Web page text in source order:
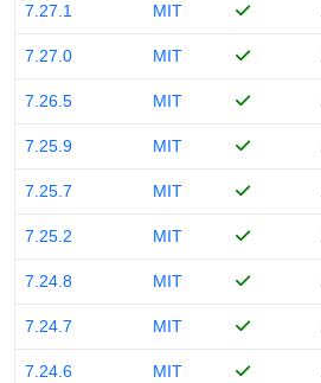
7.27.1 MIT
7.27.0 MIT
7.26.5 MIT
7.25.9 MIT
7.25.7 MIT
7.25.2 MIT
7.24.8 MIT
7.24.7 MIT
7.24.6 MIT